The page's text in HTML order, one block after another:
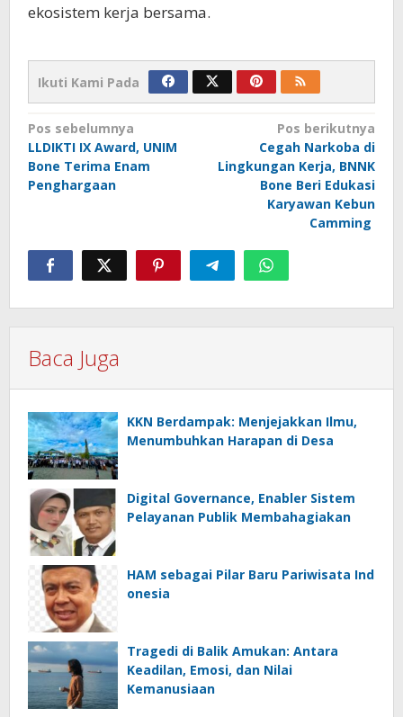
ekosistem kerja bersama.
Ikuti Kami Pada
Navigasi
pos
Pos sebelumnya
LLDIKTI IX Award, UNIM
Bone Terima Enam
Penghargaan
Pos berikutnya
Cegah Narkoba di
Lingkungan Kerja, BNNK
Bone Beri Edukasi
Karyawan Kebun
Camming
Baca Juga
KKN Berdampak: Menjejakkan Ilmu,
Menumbuhkan Harapan di Desa
Digital Governance, Enabler Sistem
Pelayanan Publik Membahagiakan
HAM sebagai Pilar Baru Pariwisata Ind
onesia
Tragedi di Balik Amukan: Antara
Keadilan, Emosi, dan Nilai
Kemanusiaan